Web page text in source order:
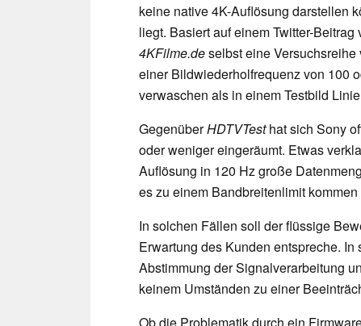
keine native 4K-Auflösung darstellen
liegt. Basiert auf einem Twitter-Beitrag
4KFilme.deselbst eine
einer Bildwiederholfrequenz von 100
verwaschen als in einem Testbild
GegenüberHDTVTesthat sich Sony
oder weniger eingeräumt. Etwas
Auflösung in 120 Hz große
es zu einem Bandbreitenlimit kommen
In solchen Fällen soll der flüssige
Erwartung des Kunden entspreche.
Abstimmung der Signalverarbeitung
keinem Umständen zu einer